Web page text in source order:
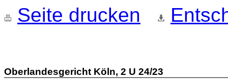
Seite drucken
Oberlandesgericht Köln, 2 U 24/23